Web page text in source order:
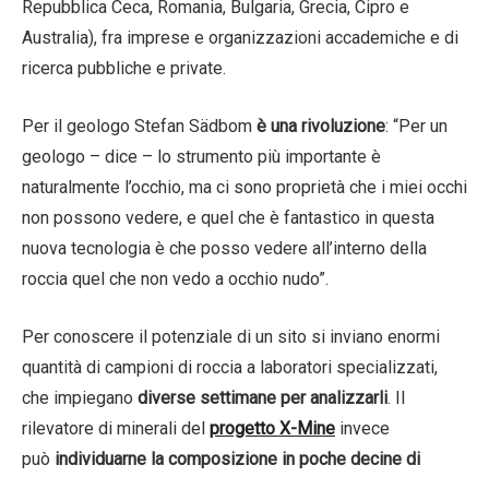
Repubblica Ceca, Romania, Bulgaria, Grecia, Cipro e
Australia), fra imprese e organizzazioni accademiche e di
ricerca pubbliche e private.
Per il geologo Stefan Sädbom è una rivoluzione: “Per un
geologo – dice – lo strumento più importante è
naturalmente l’occhio, ma ci sono proprietà che i miei occhi
non possono vedere, e quel che è fantastico in questa
nuova tecnologia è che posso vedere all’interno della
roccia quel che non vedo a occhio nudo”.
Per conoscere il potenziale di un sito si inviano enormi
quantità di campioni di roccia a laboratori specializzati,
che impiegano diverse settimane per analizzarli. Il
rilevatore di minerali del progetto X-Mine invece
può individuarne la composizione in poche decine di